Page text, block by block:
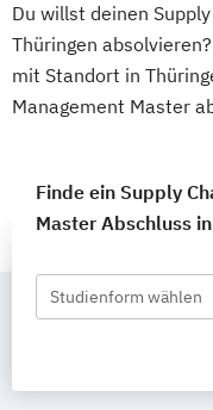
Du willst deinen
Thüringen
mit Standort in
Management Master
Finde ein Supply
Master Abschluss
Studienform wählen